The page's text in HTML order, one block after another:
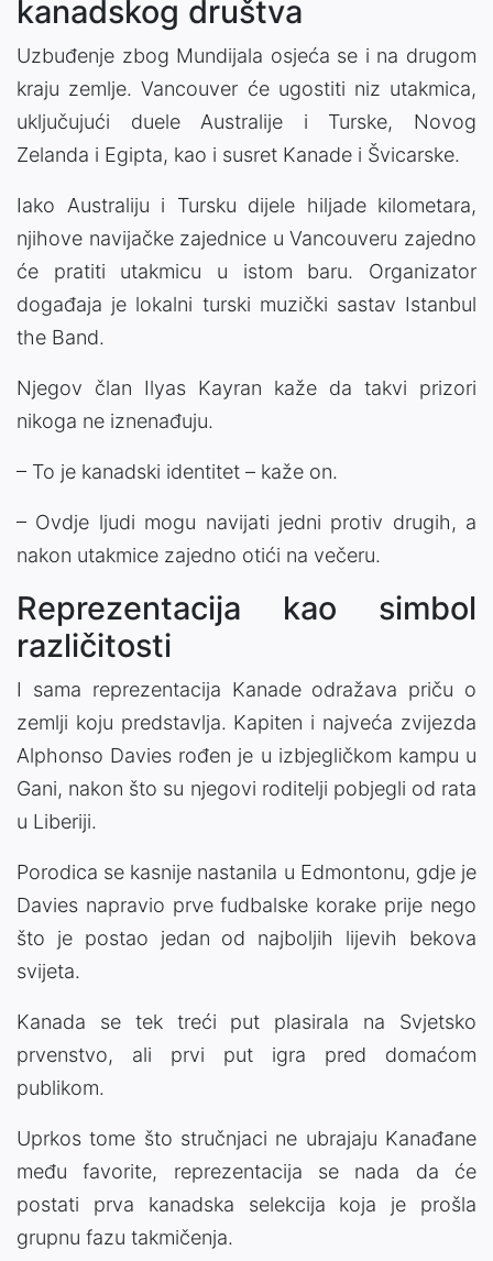
kanadskog društva
Uzbuđenje zbog Mundijala osjeća se i na drugom
kraju zemlje. Vancouver će ugostiti niz utakmica,
uključujući duele Australije i Turske, Novog
Zelanda i Egipta, kao i susret Kanade i Švicarske.
Iako Australiju i Tursku dijele hiljade kilometara,
njihove navijačke zajednice u Vancouveru zajedno
će pratiti utakmicu u istom baru. Organizator
događaja je lokalni turski muzički sastav Istanbul
the Band.
Njegov član Ilyas Kayran kaže da takvi prizori
nikoga ne iznenađuju.
– To je kanadski identitet – kaže on.
– Ovdje ljudi mogu navijati jedni protiv drugih, a
nakon utakmice zajedno otići na večeru.
Reprezentacija kao simbol
različitosti
I sama reprezentacija Kanade odražava priču o
zemlji koju predstavlja. Kapiten i najveća zvijezda
Alphonso Davies rođen je u izbjegličkom kampu u
Gani, nakon što su njegovi roditelji pobjegli od rata
u Liberiji.
Porodica se kasnije nastanila u Edmontonu, gdje je
Davies napravio prve fudbalske korake prije nego
što je postao jedan od najboljih lijevih bekova
svijeta.
Kanada se tek treći put plasirala na Svjetsko
prvenstvo, ali prvi put igra pred domaćom
publikom.
Uprkos tome što stručnjaci ne ubrajaju Kanađane
među favorite, reprezentacija se nada da će
postati prva kanadska selekcija koja je prošla
grupnu fazu takmičenja.